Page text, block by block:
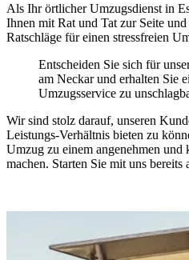
Als Ihr örtlicher Umzugsdienst in
Ihnen mit Rat und Tat zur Seite
Ratschläge für einen stressfreien
Entscheiden Sie sich für
am Neckar und erhalten Sie
Umzugsservice zu
Wir sind stolz darauf, unseren
Leistungs-Verhältnis bieten zu
Umzug zu einem angenehmen und
machen. Starten Sie mit uns bereits